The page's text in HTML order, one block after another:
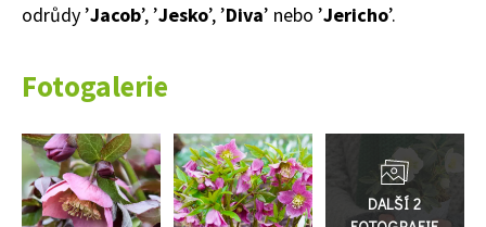
odrůdy ’Jacob’, ’Jesko’, ’Diva’ nebo ’Jericho’.
Fotogalerie
Přejít
do
galerie